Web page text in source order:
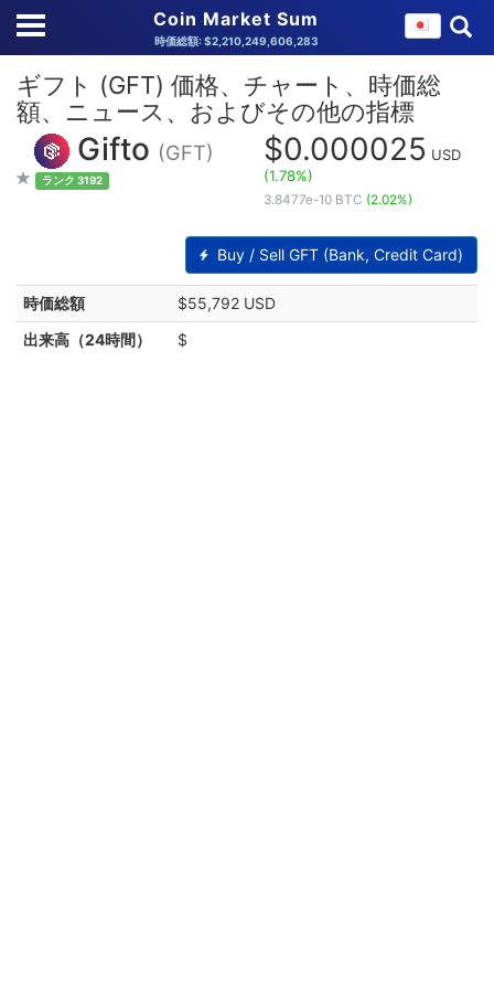
Coin Market Sum
時価総額: $2,210,249,606,283
ギフト (GFT) 価格、チャート、時価総
額、ニュース、およびその他の指標
Gifto (GFT)
ランク 3192
$0.000025 USD
(1.78%)
3.8477e-10 BTC (2.02%)
Buy / Sell GFT (Bank, Credit Card)
時価総額
$55,792 USD
出来高（24時間）
$